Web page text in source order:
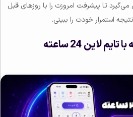
تا پیشرفت امروزت را با روزهای قبل
استمرار خودت را ببینی.